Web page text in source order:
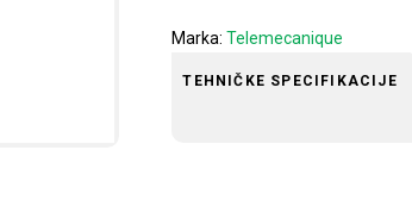
Marka:Telemecanique
TEHNIČKE SPECIFIKACIJE